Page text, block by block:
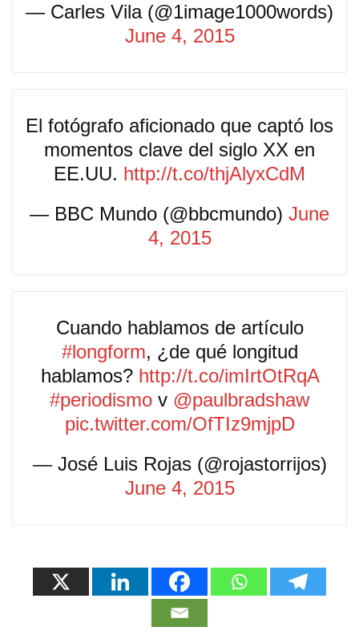
— Carles Vila (@1image1000words)
June 4, 2015
El fotógrafo aficionado que captó los
momentos clave del siglo XX en
EE.UU. http://t.co/thjAlyxCdM
— BBC Mundo (@bbcmundo) June
4, 2015
Cuando hablamos de artículo
#longform, ¿de qué longitud
hablamos? http://t.co/imIrtOtRqA
#periodismo v @paulbradshaw
pic.twitter.com/OfTIz9mjpD
— José Luis Rojas (@rojastorrijos)
June 4, 2015